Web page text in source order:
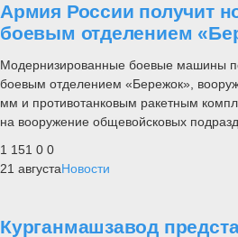
Армия России получит
боевым отделением
Модернизированные боевые машины
боевым отделением «Бережок»,
мм и противотанковым ракетным
на вооружение общевойсковых
1 151 0 0
21 августаНовости
Курганмашзавод